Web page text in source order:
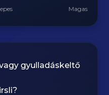
Magas
gyulladáskeltő
?